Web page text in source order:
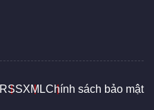
RSSXMLChính sách bảo mật